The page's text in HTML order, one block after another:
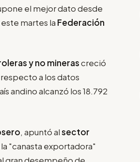
el mejor dato desde
martes la Federación
y no minerascreció
respecto a los datos
andino alcanzó los 18.792
, apuntó alsector
"canasta exportadora"